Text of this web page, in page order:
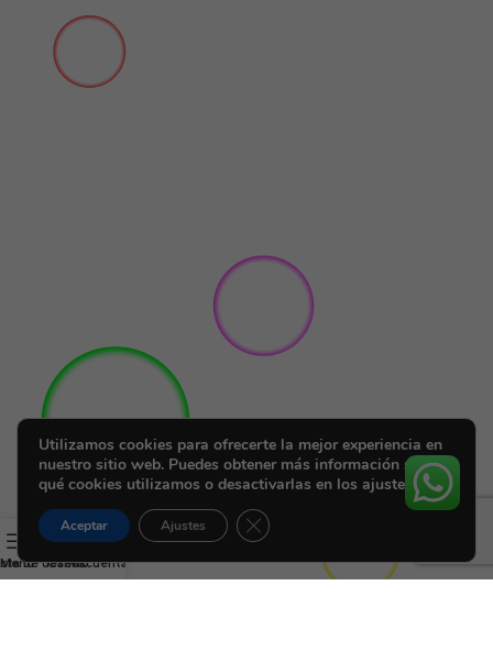
Menúde deseos
CarritoMi cuenta
Utilizamos cookies para ofrecerte la mejor experiencia en
nuestro sitio web. Puedes obtener más información sobre
qué cookies utilizamos o desactivarlas en los ajustes.
Aceptar Ajustes Cerrar el banner de cookies RGPD